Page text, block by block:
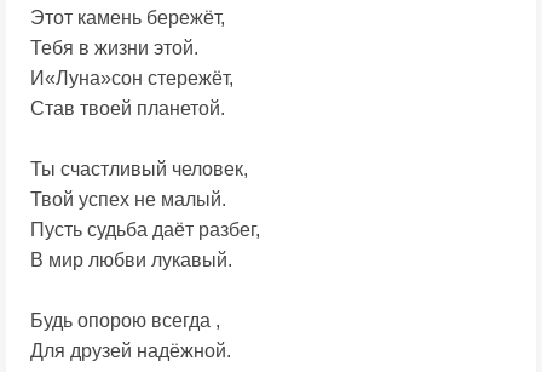
Этот камень бережёт,
Тебя в жизни этой.
И«Луна»сон стережёт,
Став твоей планетой.
Ты счастливый человек,
Твой успех не малый.
Пусть судьба даёт разбег,
В мир любви лукавый.
Будь опорою всегда ,
Для друзей надёжной.